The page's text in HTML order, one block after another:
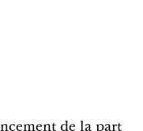
de la part